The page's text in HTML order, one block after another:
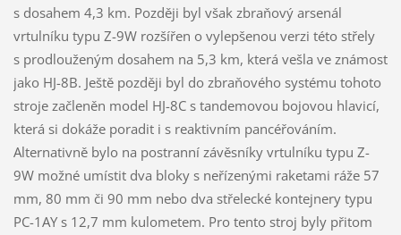
s dosahem 4,3 km. Později byl však zbraňový arsenál
vrtulníku typu Z-9W rozšířen o vylepšenou verzi této střely
s prodlouženým dosahem na 5,3 km, která vešla ve známost
jako HJ-8B. Ještě později byl do zbraňového systému tohoto
stroje začleněn model HJ-8C s tandemovou bojovou hlavicí,
která si dokáže poradit i s reaktivním pancéřováním.
Alternativně bylo na postranní závěsníky vrtulníku typu Z-
9W možné umístit dva bloky s neřízenými raketami ráže 57
mm, 80 mm či 90 mm nebo dva střelecké kontejnery typu
PC-1AY s 12,7 mm kulometem. Pro tento stroj byly přitom